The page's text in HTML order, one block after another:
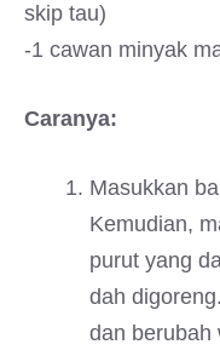
skip tau)
-1 cawan minyak
Caranya:
Masukkan
Kemudian,
purut yang
dah
dan berubah